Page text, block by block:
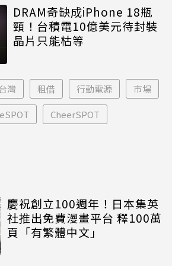
DRAM奇缺成iPhone 18瓶
頸！台積電10億美元待封裝
晶片只能枯等
灣 租借 行動電源 市場
CheerSPOT
慶祝創立100週年！日本集英
社推出免費漫畫平台 釋100萬
頁「有繁體中文」